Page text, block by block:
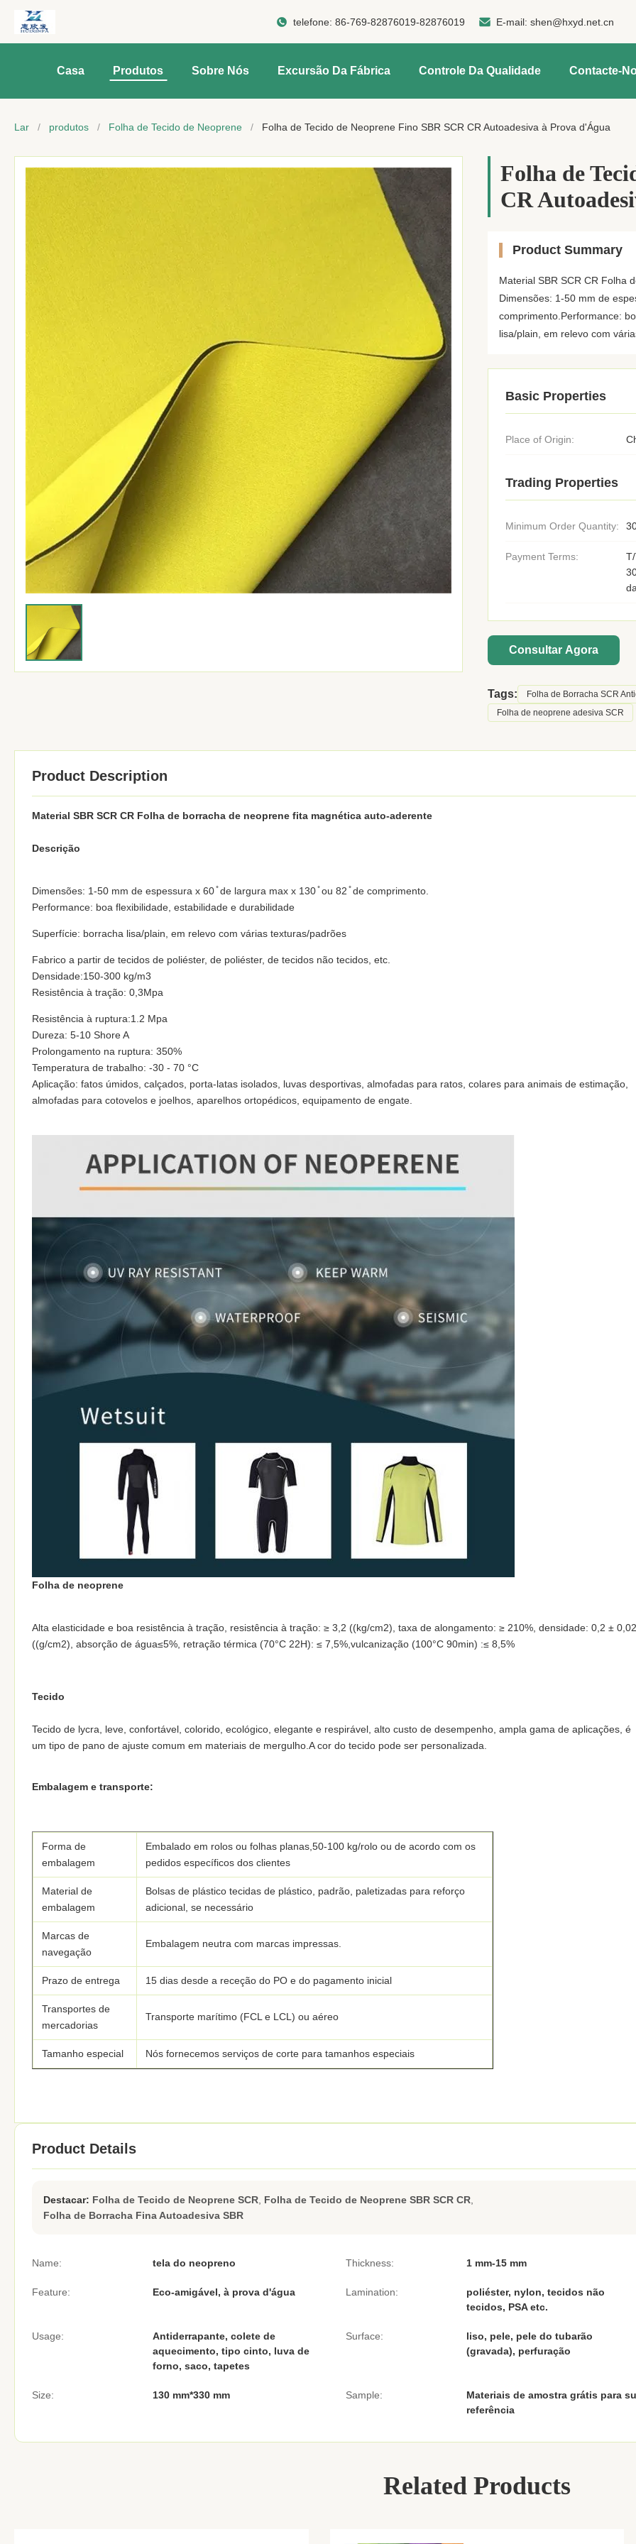
telefone:86-769-82876019-82876019 E-mail:shen@hxyd.net.cn
Casa Produtos Sobre Nós Excursão Da Fábrica Controle Da Qualidade Contacte-
Lar / produtos / Folha de Tecido de Neoprene / Folha de Tecido de Neoprene Fino SBR SCR CR Autoadesiva à Prova d'Água
Folha de
CR
Product Summary
Material SBR SCR CR Folha
Dimensões: 1-50 mm de
comprimento.Performance:
lisa/plain, em relevo com
Basic Properties
Place of Origin:
Trading Properties
Minimum Order Quantity:
Payment Terms:
Consultar Agora
Tags:
Folha de Borracha SCR
Folha de neoprene adesiva SCR
Product Description
Material SBR SCR CR Folha de borracha de neoprene fita magnética auto-aderente
Descrição
Dimensões: 1-50 mm de espessura x 60 ̊ de largura max x 130 ̊ ou 82 ̊ de comprimento.
Performance: boa flexibilidade, estabilidade e durabilidade
Superfície: borracha lisa/plain, em relevo com várias texturas/padrões
Fabrico a partir de tecidos de poliéster, de poliéster, de tecidos não tecidos, etc.
Densidade:150-300 kg/m3
Resistência à tração: 0,3Mpa
Resistência à ruptura:1.2 Mpa
Dureza: 5-10 Shore A
Prolongamento na ruptura: 350%
Temperatura de trabalho: -30 - 70 °C
Aplicação: fatos úmidos, calçados, porta-latas isolados, luvas desportivas, almofadas para ratos, colares para animais de estimação,
almofadas para cotovelos e joelhos, aparelhos ortopédicos, equipamento de engate.
Folha de neoprene
Alta elasticidade e boa resistência à tração, resistência à tração: ≥ 3,2 ((kg/cm2), taxa de alongamento: ≥ 210%, densidade: 0,2 ± 0,02
((g/cm2), absorção de água≤5%, retração térmica (70°C 22H): ≤ 7,5%,vulcanização (100°C 90min) :≤ 8,5%
Tecido
Tecido de lycra, leve, confortável, colorido, ecológico, elegante e respirável, alto custo de desempenho, ampla gama de aplicações, é
um tipo de pano de ajuste comum em materiais de mergulho.A cor do tecido pode ser personalizada.
Embalagem e transporte:
Forma de
embalagem
Embalado em rolos ou folhas planas,50-100 kg/rolo ou de acordo com os
pedidos específicos dos clientes
Material de
embalagem
Bolsas de plástico tecidas de plástico, padrão, paletizadas para reforço
adicional, se necessário
Marcas de
navegação
Embalagem neutra com marcas impressas.
Prazo de entrega 15 dias desde a receção do PO e do pagamento inicial
Transportes de
mercadorias
Transporte marítimo (FCL e LCL) ou aéreo
Tamanho especial Nós fornecemos serviços de corte para tamanhos especiais
Product Details
Destacar: Folha de Tecido de Neoprene SCR Folha de Tecido de Neoprene SBR SCR CR
Folha de Borracha Fina Autoadesiva SBR
Name: tela do neopreno Thickness: 1 mm-15 mm
Feature: Eco-amigável, à prova d'água Lamination:
poliéster, nylon, tecidos não
tecidos, PSA etc.
Usage:
Antiderrapante, colete de
aquecimento, tipo cinto, luva de
forno, saco, tapetes
Surface:
liso, pele, pele do tubarão
(gravada), perfuração
Size: 130 mm*330 mm Sample:
Materiais de amostra grátis para
referência
Related Products